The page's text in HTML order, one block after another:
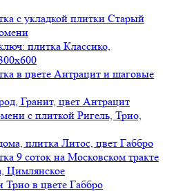
с укладкой плитки Старый
плитка Классико,
в цвете Антрацит и шаговые
Гранит, цвет Антрацит
с плиткой Ригель, Трио,
плитка Литос, цвет Габбро
9 соток на Московском тракте
Цимлянское
Трио в цвете Габбро